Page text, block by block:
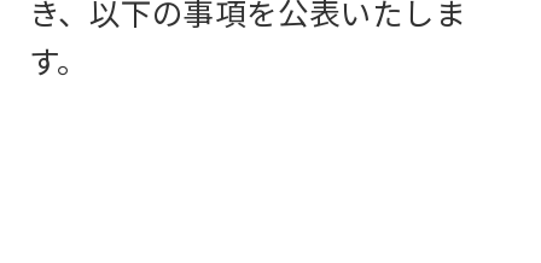
き、以下の事項を公表いたしま
す。